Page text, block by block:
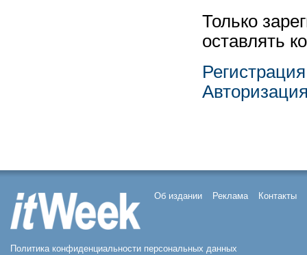
Только
оставлять
Регистрация
Об издании Реклама Контакты
Политика конфиденциальности персональных данных